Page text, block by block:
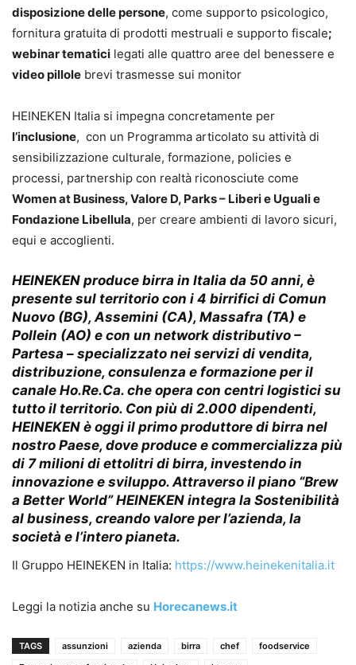
disposizione delle persone, come supporto psicologico,
fornitura gratuita di prodotti mestruali e supporto fiscale;
webinar tematici legati alle quattro aree del benessere e
video pillole brevi trasmesse sui monitor
HEINEKEN Italia si impegna concretamente per
l’inclusione, con un Programma articolato su attività di
sensibilizzazione culturale, formazione, policies e
processi, partnership con realtà riconosciute come
Women at Business, Valore D, Parks – Liberi e Uguali e
Fondazione Libellula, per creare ambienti di lavoro sicuri,
equi e accoglienti.
HEINEKEN produce birra in Italia da 50 anni, è
presente sul territorio con i 4 birrifici di Comun
Nuovo (BG), Assemini (CA), Massafra (TA) e
Pollein (AO) e con un network distributivo –
Partesa – specializzato nei servizi di vendita,
distribuzione, consulenza e formazione per il
canale Ho.Re.Ca. che opera con centri logistici su
tutto il territorio. Con più di 2.000 dipendenti,
HEINEKEN è oggi il primo produttore di birra nel
nostro Paese, dove produce e commercializza più
di 7 milioni di ettolitri di birra, investendo in
innovazione e sviluppo. Attraverso il piano “Brew
a Better World” HEINEKEN integra la Sostenibilità
al business, creando valore per l’azienda, la
società e l’intero pianeta.
Il Gruppo HEINEKEN in Italia: https://www.heinekenitalia.it
Leggi la notizia anche su Horecanews.it
TAGS assunzioni azienda birra chef
foodservice